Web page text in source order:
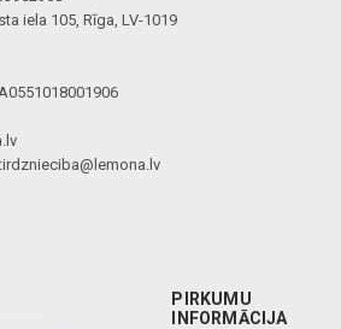
iela 105, Rīga, LV-1019
PIRKUMU
INFORMĀCIJA